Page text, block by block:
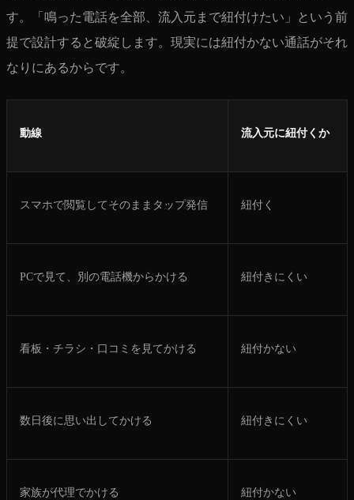
す。「鳴った電話を全部、流入元まで紐付けたい」という前
提で設計すると破綻します。現実には紐付かない通話がそれ
なりにあるからです。
動線 流入元に紐付くか
スマホで閲覧してそのままタップ発信 紐付く
PCで見て、別の電話機からかける 紐付きにくい
看板・チラシ・口コミを見てかける 紐付かない
数日後に思い出してかける 紐付きにくい
家族が代理でかける 紐付かない